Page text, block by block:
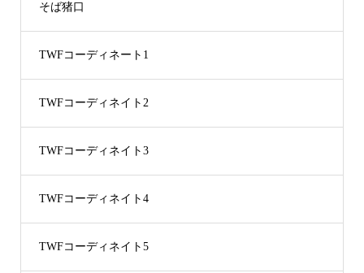
そば猪口
TWFコーディネート1
TWFコーディネイト2
TWFコーディネイト3
TWFコーディネイト4
TWFコーディネイト5